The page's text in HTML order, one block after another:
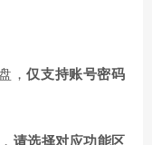
，仅支持账号密码
请选择对应功能区